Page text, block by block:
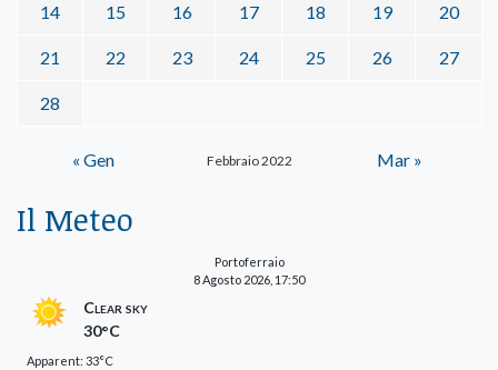
Febbraio 2022
14 15 16 17 18 19 20
21 22 23 24 25 26 27
28
« Gen Mar »
Il Meteo
Portoferraio
8 Agosto 2026, 17:50
Clear sky
30°C
Apparent: 33°C